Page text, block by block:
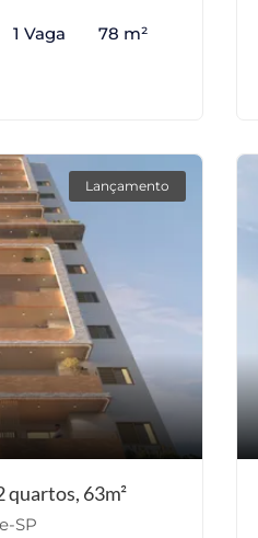
1 Vaga 78 m²
Lançamento
quartos, 63m²
SP